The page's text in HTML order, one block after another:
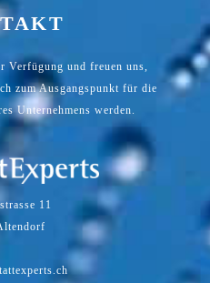
Verfügung und freuen uns,
zum Ausgangspunkt für die
Unternehmens werden.
11